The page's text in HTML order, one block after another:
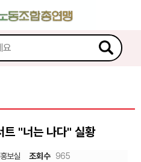
트 "너는 나다" 실황
보실 조회수 965
케치북5
케치북5